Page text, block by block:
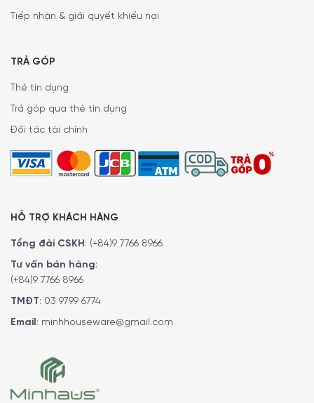
Bảo hành bằng thẻ bảo hành chính hãng từ công ty.
Hàng đúng nguồn gốc, chính hãng, nhập khẩu Đức & EU.
Trong thời đại công nghệ phát triển mạnh mẽ,
cafe đã trở thành người bạn đồng hành không thể thiếu
của nhiều người yêu thích hương vị đậm đà của cà phê. Từ
nhu cầu của người tiêu dùng. Trong số đó,
phê Delonghi
nổi bật như một thương hiệu uy tín, mang
Tiếp nhận & giải quyết khiếu nại
TRẢ GÓP
Thẻ tín dụng
Trả góp qua thẻ tín dụng
Đối tác tài chính
HỖ TRỢ KHÁCH HÀNG
Tổng đài CSKH: (+84)9 7766 8966
Tư vấn bán hàng:
(+84)9 7766 8966
TMĐT: 03 9799 6774
Email: minhhouseware@gmail.com